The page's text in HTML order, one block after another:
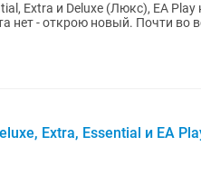
Extra и Deluxe (Люкс), EA
во всех играх есть русский язык и
Extra, Essential и EA